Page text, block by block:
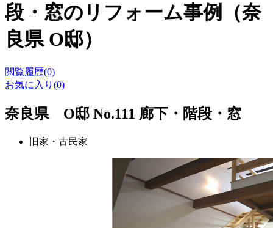
段・窓のリフォーム事例（奈
良県 O邸）
閲覧履歴(0)
お気に入り(0)
奈良県 O邸 No.111 廊下・階段・窓
旧家・古民家